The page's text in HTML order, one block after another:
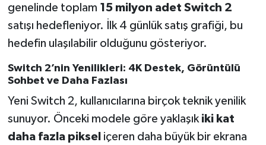
genelinde toplam 15 milyon adet Switch 2
satışı hedefleniyor. İlk 4 günlük satış grafiği, bu
hedefin ulaşılabilir olduğunu gösteriyor.
Switch 2’nin Yenilikleri: 4K Destek, Görüntülü
Sohbet ve Daha Fazlası
Yeni Switch 2, kullanıcılarına birçok teknik yenilik
sunuyor. Önceki modele göre yaklaşık iki kat
daha fazla piksel içeren daha büyük bir ekrana